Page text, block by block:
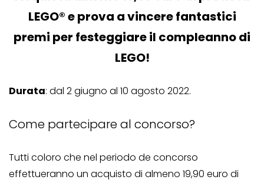
LEGO® e prova a vincere fantastici
premi per festeggiare il compleanno di
LEGO!
Durata: dal 2 giugno al 10 agosto 2022.
Come partecipare al concorso?
Tutti coloro che nel periodo de concorso
effettueranno un acquisto di almeno 19,90 euro di